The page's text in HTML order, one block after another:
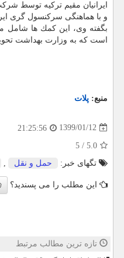
ایرانیان مقیم تركیه توسط
و با هماهنگی سركنسول گری
بگفته وی، این كمك ها شامل
است كه به وزارت بهداشت
منبع: پلات
1399/01/12
21:25:56
5.0
/
5
تگهای خبر:
حمل و نقل
این مطلب را می پسندید؟
تازه ترین مطالب مرتبط